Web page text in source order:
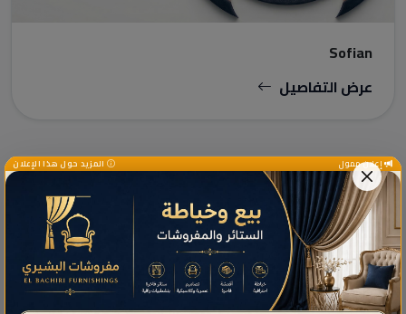
Sofian
عرض التفاصيل
دليل الخدمات ومعلومات إضافية
إعلان ممول المزيد حول هذا الإعلان